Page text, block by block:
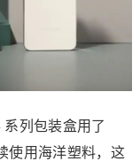
列包装盒用了
使用海洋塑料，这